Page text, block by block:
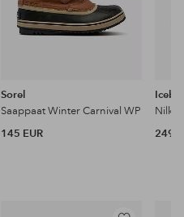
Sorel
Saappaat Winter Carnival WP
145 EUR